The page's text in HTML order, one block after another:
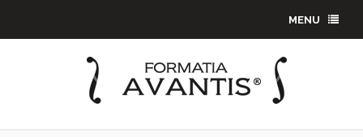
MENU